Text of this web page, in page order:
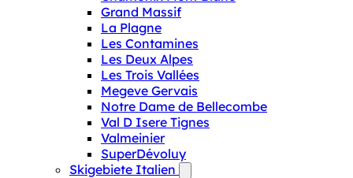
Grand Massif
La Plagne
Les Contamines
Les Deux Alpes
Les Trois Vallées
Megeve Gervais
Notre Dame de Bellecombe
Val D Isere Tignes
Valmeinier
SuperDévoluy
Skigebiete Italien